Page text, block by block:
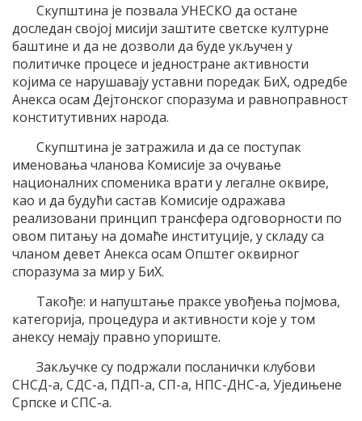
Скупштина је позвала УНЕСКО да остане
доследан својој мисији заштите светске културне
баштине и да не дозволи да буде укључен у
политичке процесе и једностране активности
којима се нарушавају уставни поредак БиХ, одредбе
Анекса осам Дејтонског споразума и равноправност
конститутивних народа.
Скупштина је затражила и да се поступак
именовања чланова Комисије за очување
националних споменика врати у легалне оквире,
као и да будући састав Комисије одражава
реализовани принцип трансфера одговорности по
овом питању на домаће институције, у складу са
чланом девет Анекса осам Општег оквирног
споразума за мир у БиХ.
Такође: и напуштање праксе увођења појмова,
категорија, процедура и активности које у том
анексу немају правно упориште.
Закључке су подржали посланички клубови
СНСД-а, СДС-а, ПДП-а, СП-а, НПС-ДНС-а, Уједињене
Српске и СПС-а.